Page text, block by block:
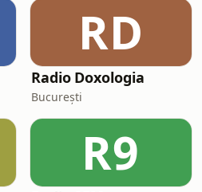
RD
Radio Doxologia
București
R9